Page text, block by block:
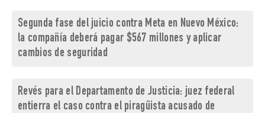
Segunda fase del juicio contra Meta en Nuevo México:
la compañía deberá pagar $567 millones y aplicar
cambios de seguridad
Revés para el Departamento de Justicia: juez federal
entierra el caso contra el piragüista acusado de